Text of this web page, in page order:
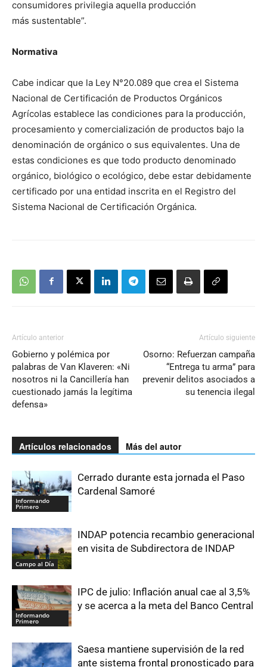
consumidores privilegia aquella producción
más sustentable”.
Normativa
Cabe indicar que la Ley N°20.089 que crea el Sistema
Nacional de Certificación de Productos Orgánicos
Agrícolas establece las condiciones para la producción,
procesamiento y comercialización de productos bajo la
denominación de orgánico o sus equivalentes. Una de
estas condiciones es que todo producto denominado
orgánico, biológico o ecológico, debe estar debidamente
certificado por una entidad inscrita en el Registro del
Sistema Nacional de Certificación Orgánica.
Artículo anterior
Gobierno y polémica por
palabras de Van Klaveren: «Ni
nosotros ni la Cancillería han
cuestionado jamás la legítima
defensa»
Artículo siguiente
Osorno: Refuerzan campaña
“Entrega tu arma” para
prevenir delitos asociados a
su tenencia ilegal
Artículos relacionados Más del autor
Informando
Primero
Cerrado durante esta jornada el Paso
Cardenal Samoré
Campo al Día
INDAP potencia recambio generacional
en visita de Subdirectora de INDAP
Informando
Primero
IPC de julio: Inflación anual cae al 3,5%
y se acerca a la meta del Banco Central
Saesa mantiene supervisión de la red
ante sistema frontal pronosticado para